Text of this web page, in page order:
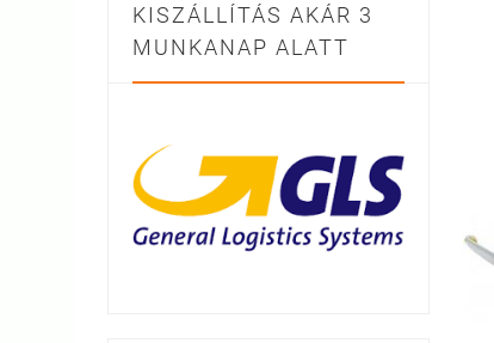
KISZÁLLÍTÁS AKÁR 3
MUNKANAP ALATT